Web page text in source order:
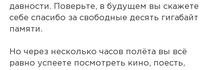
давности. Поверьте, в будущем вы скажете
себе спасибо за свободные десять гигабайт
памяти.
Но через несколько часов полёта вы всё
равно успеете посмотреть кино, поесть,